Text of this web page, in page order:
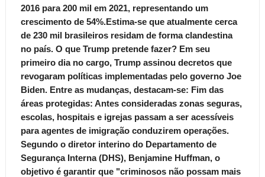
2016 para 200 mil em 2021, representando um
crescimento de 54%.Estima-se que atualmente cerca
de 230 mil brasileiros residam de forma clandestina
no país. O que Trump pretende fazer? Em seu
primeiro dia no cargo, Trump assinou decretos que
revogaram políticas implementadas pelo governo Joe
Biden. Entre as mudanças, destacam-se: Fim das
áreas protegidas: Antes consideradas zonas seguras,
escolas, hospitais e igrejas passam a ser acessíveis
para agentes de imigração conduzirem operações.
Segundo o diretor interino do Departamento de
Segurança Interna (DHS), Benjamine Huffman, o
objetivo é garantir que "criminosos não possam mais